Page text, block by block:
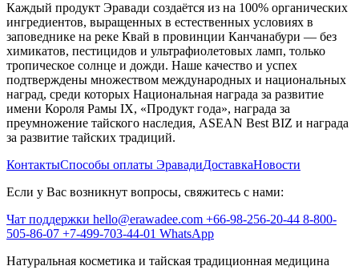
Каждый продукт Эравади создаётся из на 100% органических
ингредиентов, выращенных в естественных условиях в
заповеднике на реке Квай в провинции Канчанабури — без
химикатов, пестицидов и ультрафиолетовых ламп, только
тропическое солнце и дожди. Наше качество и успех
подтверждены множеством международных и национальных
наград, среди которых Национальная награда за развитие
имени Короля Рамы IX, «Продукт года», награда за
преумножение тайского наследия, ASEAN Best BIZ и награда
за развитие тайских традиций.
КонтактыСпособы оплаты ЭравадиДоставкаНовости
Если у Вас возникнут вопросы, свяжитесь с нами:
Чат поддержки hello@erawadee.com +66-98-256-20-44 8-800-
505-86-07 +7-499-703-44-01 WhatsApp
Натуральная косметика и тайская традиционная медицина